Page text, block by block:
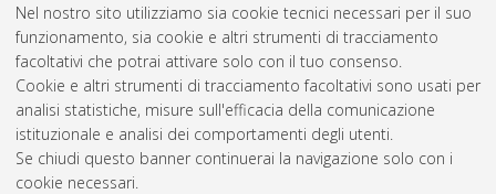
Nel nostro sito utilizziamo sia cookie tecnici necessari per il suo
funzionamento, sia cookie e altri strumenti di tracciamento
facoltativi che potrai attivare solo con il tuo consenso.
Cookie e altri strumenti di tracciamento facoltativi sono usati per
analisi statistiche, misure sull'efficacia della comunicazione
istituzionale e analisi dei comportamenti degli utenti.
Se chiudi questo banner continuerai la navigazione solo con i
cookie necessari.
Gestione del documento: